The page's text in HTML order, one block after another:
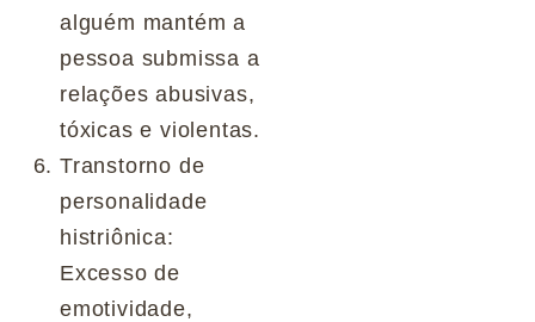
alguém mantém a
pessoa submissa a
relações abusivas,
tóxicas e violentas.
Transtorno de
personalidade
histriônica:
Excesso de
emotividade,